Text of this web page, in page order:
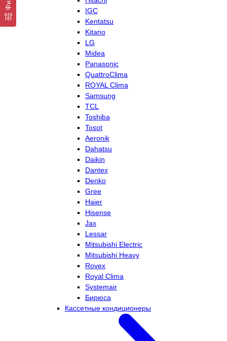
IGC
Kentatsu
Kitano
LG
Midea
Panasonic
QuattroClima
ROYAL Clima
Samsung
TCL
Toshiba
Tosot
Aeronik
Dahatsu
Daikin
Dantex
Denko
Gree
Haier
Hisense
Jax
Lessar
Mitsubishi Electric
Mitsubishi Heavy
Rovex
Royal Clima
Systemair
Бирюса
Кассетные кондиционеры